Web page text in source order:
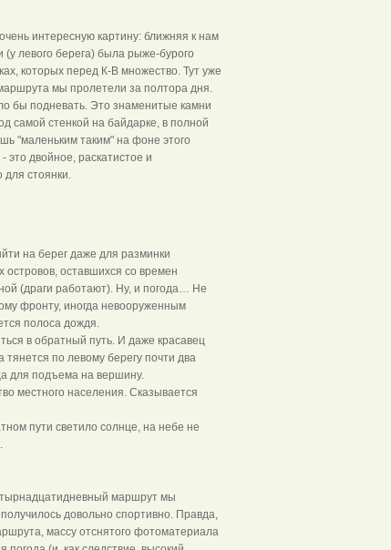
интересную картину: ближняя к нам
(у левого берега) была рыже-бурого
которых перед К-В множество. Тут уже
мы пролетели за полтора дня.
бы подневать. Это знаменитые камни
самой стенкой на байдарке, в полной
"маленьким таким" на фоне этого
это двойное, раскатистое и
стоянки.
на берег даже для разминки
оставшихся со времен
(драги работают). Ну, и погода… Не
фронту, иногда невооруженным
полоса дождя.
в обратный путь. И даже красавец
по левому берегу почти два
для подъема на вершину.
местного населения. Сказывается
пути светило солнце, на небе не
маршрут мы
довольно спортивно. Правда,
массу отснятого фотоматериала